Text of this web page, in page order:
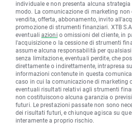
individuale e non presenta alcuna
modo. La comunicazione di marketing
vendita, offerta, abbonamento, invito
promozione di strumenti finanziari. XTB
eventuali azioni o omissioni del cliente, in
l'acquisizione o la cessione di strumenti
assume alcuna responsabilità per
senza limitazione, eventuali perdite, che
direttamente o indirettamente, intrapresa
informazioni contenute in questa
caso in cui la comunicazione di marketing
eventuali risultati relativi agli strumenti
non costituiscono alcuna garanzia o
futuri. Le prestazioni passate non sono
dei risultati futuri, e chiunque agisca su
interamente a proprio rischio.